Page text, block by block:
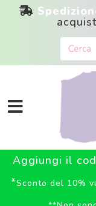
Aggiungi il
*Sconto del 10%